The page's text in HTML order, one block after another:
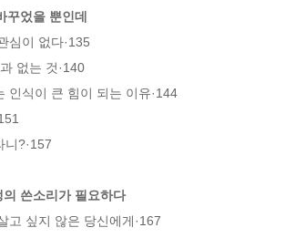
꾸었을 뿐인데
심이 없다·135
없는 것·140
인식이 큰 힘이 되는 이유·144
니?·157
쓴소리가 필요하다
고 싶지 않은 당신에게·167